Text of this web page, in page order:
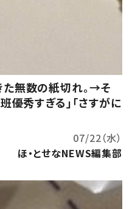
無数の紙切れ。→そ
優秀すぎる」「さすがに
07/22（水）
ほ・とせなNEWS編集部